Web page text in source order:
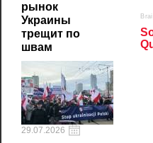
рынок
Украины
трещит по
швам
29.07.2026